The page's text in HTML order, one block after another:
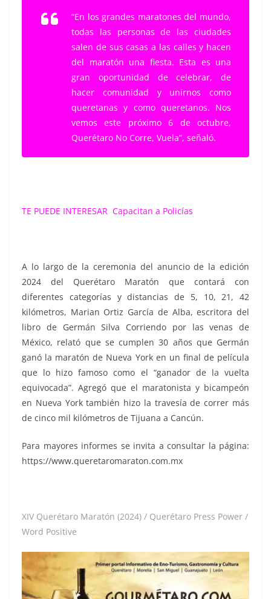
“En los grandes maratones del mundo,
todas las personas de las ciudades
salen de sus casas a las calles y hacen
del maratón una fiesta. Esta es una
gran oportunidad de celebrar, de
hacer comunidad y unirnos como
queretanas y como queretanos. Nos
vemos este próximo 6 de octubre,
Querétaro No Corre, Vuela”, señaló.
TE PUEDE INTERESAR Capacitan a Policías
A lo largo de la ceremonia del anuncio de la edición
2024 del Querétaro Maratón que contará con
diferentes categorías y distancias de 5, 10, 21, 42
kilómetros, Marian Ortiz García de Alba, escritora del
libro de Germán Silva Corriendo por las venas de
México, relató que se cumplen 30 años que Germán
ganó la maratón de Nueva York en un final de película
que lo hizo famoso como el “ganador de la vuelta
equivocada”. Agregó que el maratonista y bicampeón
en Nueva York también hizo la travesía de correr más
de cinco mil kilómetros de Tijuana a Cancún.
Para mayores informes se invita a consultar la página:
https://www.queretaromaraton.com.mx
XIV Querétaro Maratón (2024) / Querétaro Press Power /
Word Positive